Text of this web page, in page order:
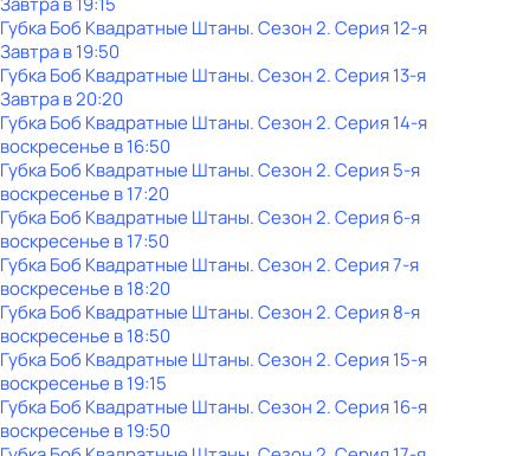
Губка Боб Квадратные Штаны. Сезон 2. Серия 12-я
Завтра в 19:50
Губка Боб Квадратные Штаны. Сезон 2. Серия 13-я
Завтра в 20:20
Губка Боб Квадратные Штаны. Сезон 2. Серия 14-я
воскресенье в16:50
Губка Боб Квадратные Штаны. Сезон 2. Серия 5-я
воскресенье в17:20
Губка Боб Квадратные Штаны. Сезон 2. Серия 6-я
воскресенье в17:50
Губка Боб Квадратные Штаны. Сезон 2. Серия 7-я
воскресенье в18:20
Губка Боб Квадратные Штаны. Сезон 2. Серия 8-я
воскресенье в18:50
Губка Боб Квадратные Штаны. Сезон 2. Серия 15-я
воскресенье в19:15
Губка Боб Квадратные Штаны. Сезон 2. Серия 16-я
воскресенье в19:50